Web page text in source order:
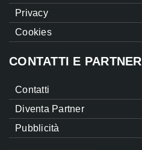
Privacy
Cookies
CONTATTI E PARTNER
Contatti
Diventa Partner
Pubblicità